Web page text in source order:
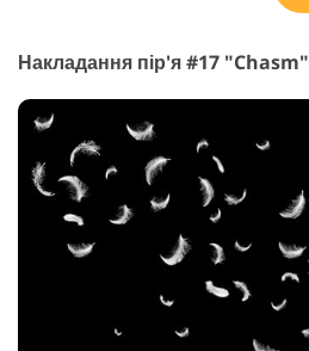
Накладання пір'я #17 "Chasm"